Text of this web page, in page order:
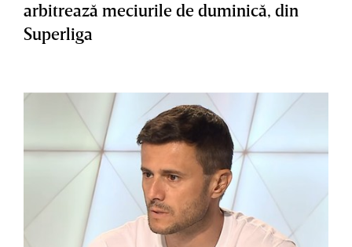
arbitrează meciurile de duminică, din
Superliga